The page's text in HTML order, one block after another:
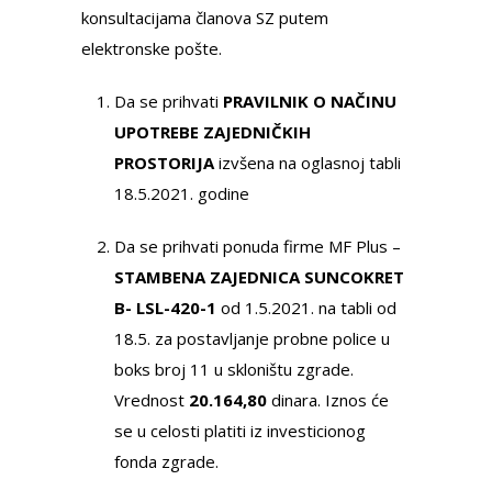
konsultacijama članova SZ putem
elektronske pošte.
Da se prihvati PRAVILNIK O NAČINU
UPOTREBE ZAJEDNIČKIH
PROSTORIJAizvšena na oglasnoj tabli
18.5.2021. godine
Da se prihvati ponuda firme MF Plus –
STAMBENA ZAJEDNICA SUNCOKRET
B- LSL-420-1 od 1.5.2021. na tabli od
18.5. za postavljanje probne police u
boks broj 11 u skloništu zgrade.
Vrednost 20.164,80 dinara. Iznos će
se u celosti platiti iz investicionog
fonda zgrade.